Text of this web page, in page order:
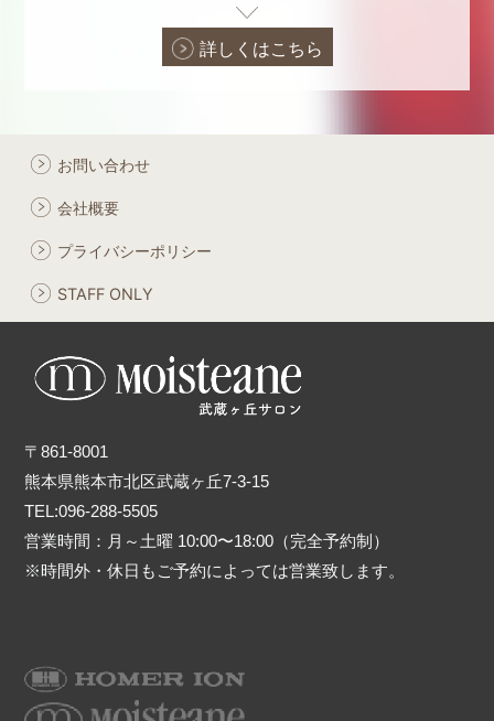
詳しくはこちら
お問い合わせ
会社概要
プライバシーポリシー
STAFF ONLY
〒861-8001
熊本県熊本市北区武蔵ヶ丘7-3-15
TEL:096-288-5505
営業時間：月～土曜 10:00〜18:00（完全予約制）
※時間外・休日もご予約によっては営業致します。